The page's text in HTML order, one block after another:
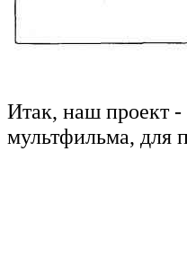
Итак, наш проект -
мультфильма, для